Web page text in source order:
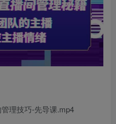
理技巧-先导课.mp4